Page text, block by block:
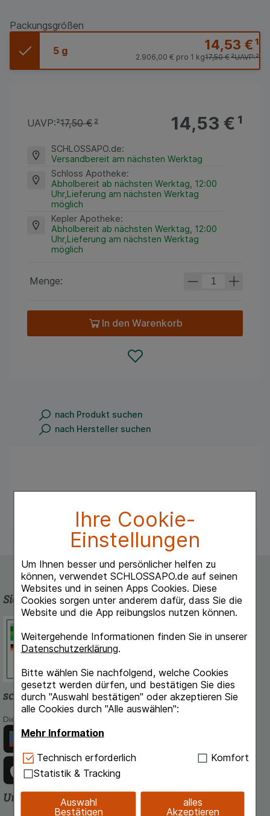
Ihre Cookie-
Einstellungen
Um Ihnen besser und persönlicher helfen zu
können, verwendet SCHLOSSAPO.de auf seinen
Websites und in seinen Apps Cookies. Diese
Cookies sorgen unter anderem dafür, dass Sie die
Website und die App reibungslos nutzen können.
Weitergehende Informationen finden Sie in unserer
Datenschutzerklärung.
Bitte wählen Sie nachfolgend, welche Cookies
gesetzt werden dürfen, und bestätigen Sie dies
durch "Auswahl bestätigen" oder akzeptieren Sie
alle Cookies durch "Alle auswählen":
Mehr Information
Technisch Notwendig:Hierbei handelt es sich um
Cookies, die für die Grundfunktionen unserer
Website notwendig sind (z.B. Navigation,
Warenkorb, Kundenkonto), weshalb auf diese nicht
verzichtet werden kann.
Technisch erforderlich
Komfort
Statistik & Tracking
Auswahl
Bestätigen
alles
Akzeptieren
Packungsgrößen
5 g 14,53 €¹
UAVP:²
17,50 €²
2.906,00 € pro 1 kg
14,53 €¹
UAVP:²17,50 €²
SCHLOSSAPO.de:
Versandbereit am nächsten Werktag
Schloss Apotheke:
Abholbereit ab nächsten Werktag, 12:00
Uhr,Lieferung am nächsten Werktag
möglich
Kepler Apotheke:
Abholbereit ab nächsten Werktag, 12:00
Uhr,Lieferung am nächsten Werktag
möglich
Menge:
In den Warenkorb
nach Produkt suchen
nach Hersteller suchen
Sicherheit und Qualität
Deutschen Institut für Medizinische
Dokumentation und Information.
schlossapo.de-App
Die App von schlossapo.de jetzt mit E-Rezept-Scanner
Unsere Zahlungsarten